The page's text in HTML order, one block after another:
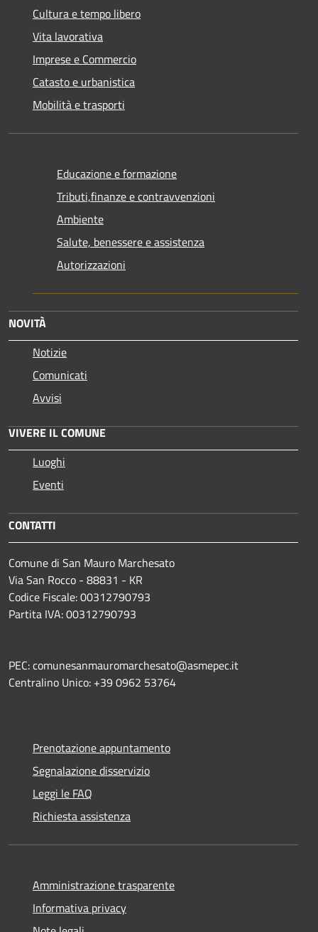
Cultura e tempo libero
Vita lavorativa
Imprese e Commercio
Catasto e urbanistica
Mobilità e trasporti
Educazione e formazione
Tributi,finanze e contravvenzioni
Ambiente
Salute, benessere e assistenza
Autorizzazioni
NOVITÀ
Notizie
Comunicati
Avvisi
VIVERE IL COMUNE
Luoghi
Eventi
CONTATTI
Comune di San Mauro Marchesato
Via San Rocco - 88831 - KR
Codice Fiscale: 00312790793
Partita IVA: 00312790793
PEC: comunesanmauromarchesato@asmepec.it
Centralino Unico: +39 0962 53764
Prenotazione appuntamento
Segnalazione disservizio
Leggi le FAQ
Richiesta assistenza
Amministrazione trasparente
Informativa privacy